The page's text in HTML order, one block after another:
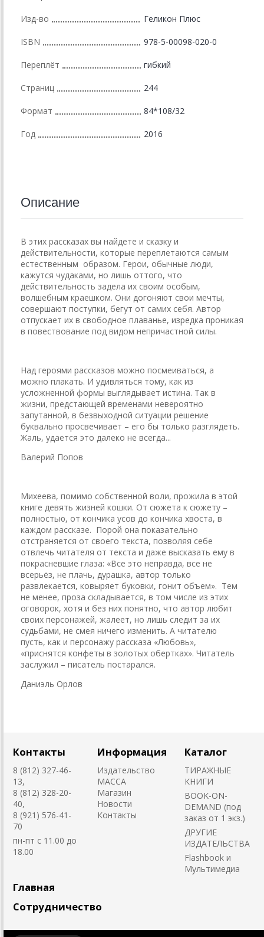
Изд-во Геликон Плюс
ISBN 978-5-00098-020-0
Переплёт гибкий
Страниц 244
Формат 84*108/32
Год 2016
Описание
В этих рассказах вы найдете и сказку и
действительности, которые переплетаются самым
естественным образом. Герои, обычные люди,
кажутся чудаками, но лишь оттого, что
действительность задела их своим особым,
волшебным краешком. Они догоняют свои мечты,
совершают поступки, бегут от самих себя. Автор
отпускает их в свободное плаванье, изредка проникая
в повествование под видом непричастной силы.
Над героями рассказов можно посмеиваться, а
можно плакать. И удивляться тому, как из
усложненной формы выглядывает истина. Так в
жизни, предстающей временами невероятно
запутанной, в безвыходной ситуации решение
буквально просвечивает – его бы только разглядеть.
Жаль, удается это далеко не всегда...
Валерий Попов
Михеева, помимо собственной воли, прожила в этой
книге девять жизней кошки. От сюжета к сюжету –
полностью, от кончика усов до кончика хвоста, в
каждом рассказе. Порой она показательно
отстраняется от своего текста, позволяя себе
отвлечь читателя от текста и даже высказать ему в
покрасневшие глаза: «Все это неправда, все не
всерьёз, не плачь, дурашка, автор только
развлекается, ковыряет буковки, гонит объем». Тем
не менее, проза складывается, в том числе из этих
оговорок, хотя и без них понятно, что автор любит
своих персонажей, жалеет, но лишь следит за их
судьбами, не смея ничего изменить. А читателю
пусть, как и персонажу рассказа «Любовь»,
«приснятся конфеты в золотых обертках». Читатель
заслужил – писатель постарался.
Даниэль Орлов
Контакты
8 (812) 327-46-
13,
8 (812) 328-20-
40,
8 (921) 576-41-
70
пн-пт с 11.00 до
18.00
Информация
Издательство
MACCA
Магазин
Новости
Контакты
Каталог
ТИРАЖНЫЕ
КНИГИ
BOOK-ON-
DEMAND (под
заказ от 1 экз.)
ДРУГИЕ
ИЗДАТЕЛЬСТВА
Flashbook и
Мультимедиа
Главная
Сотрудничество